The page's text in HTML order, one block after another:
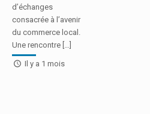
d’échanges
consacrée à l’avenir
du commerce local.
Une rencontre […]
Il y a 1 mois